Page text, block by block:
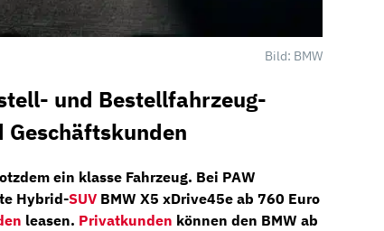
Bild: BMW
und Bestellfahrzeug-
ein klasse Fahrzeug. Bei PAW
Hybrid-SUV BMW X5 xDrive45e ab 760 Euro
leasen. Privatkunden können den BMW ab